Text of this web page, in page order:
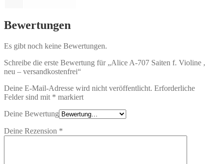
Bewertungen
Es gibt noch keine Bewertungen.
Schreibe die erste Bewertung für „Alice A-707 Saiten f. Violine ,
neu – versandkostenfrei“
Deine E-Mail-Adresse wird nicht veröffentlicht. Erforderliche
Felder sind mit * markiert
Deine Bewertung
Deine Rezension *